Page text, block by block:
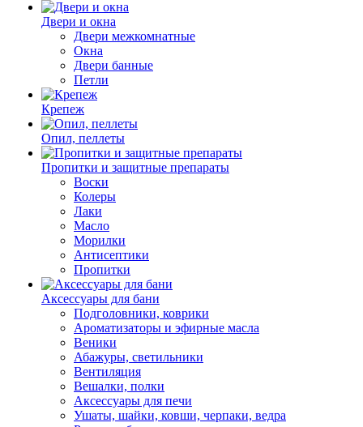
Двери и окна
Двери межкомнатные
Окна
Двери банные
Петли
Крепеж
Опил, пеллеты
Пропитки и защитные препараты
Воски
Колеры
Лаки
Масло
Морилки
Антисептики
Пропитки
Аксессуары для бани
Подголовники, коврики
Ароматизаторы и эфирные масла
Веники
Абажуры, светильники
Вентиляция
Вешалки, полки
Аксессуары для печи
Ушаты, шайки, ковши, черпаки, ведра